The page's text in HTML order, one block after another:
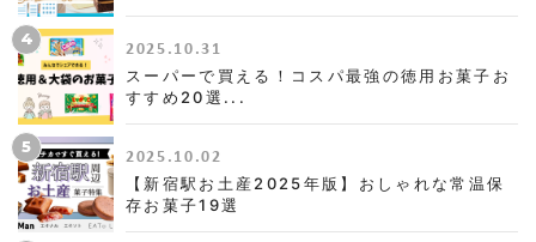
4 2025.10.31
スーパーで買える！コスパ最強の徳用お菓子お
すすめ20選...
5 2025.10.02
【新宿駅お土産2025年版】おしゃれな常温保
存お菓子19選